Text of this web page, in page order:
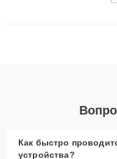
сохранением гарантии
Как быстро
устройства?